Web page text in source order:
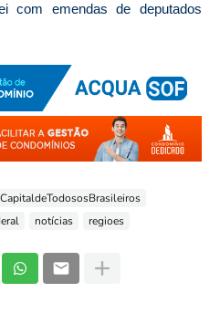
com emendas de deputados
notícias regioes